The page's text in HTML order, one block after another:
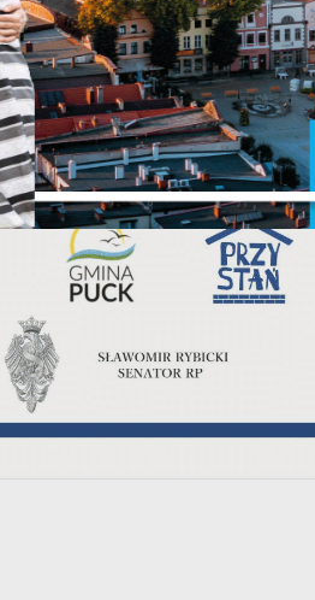
korzystanie z oferowanych przez
przez Ciebie działania w celu
preferencji prywatności, logowania czy
cookies strona, z której korzystasz, może
stronie internetowej zapamiętanie
oraz personalizację określonych
treści.
zapewnić Ci większy komfort korzystania
dopasowanie jej do Twoich
zgody na funkcjonalne i
dostępność większej ilości funkcji
nam rozwijać się i dostosowywać do
WYBRANE
NA WSZYSTKIE